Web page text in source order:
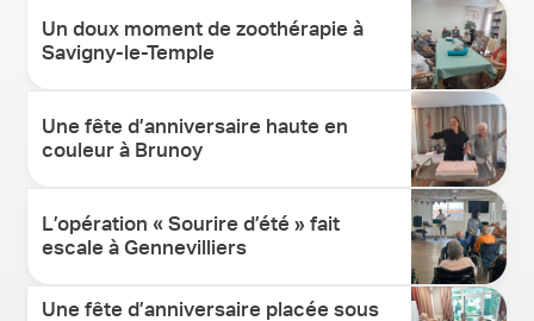
Un doux moment de zoothérapie à
Savigny-le-Temple
Une fête d’anniversaire haute en
couleur à Brunoy
L’opération « Sourire d’été » fait
escale à Gennevilliers
Une fête d’anniversaire placée sous